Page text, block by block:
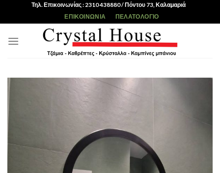
Τηλ. Επικοινωνίας : 2310 438880 / Πόντου 73, Καλαμαριά
ΕΠΙΚΟΙΝΩΝΊΑ ΠΕΛΑΤΟΛΌΓΙΟ